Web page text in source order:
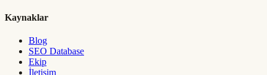
Kaynaklar
Blog
SEO Database
Ekip
İletişim